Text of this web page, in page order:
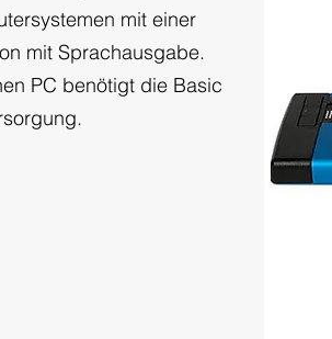
mit einer
mit Sprachausgabe.
PC benötigt die Basic